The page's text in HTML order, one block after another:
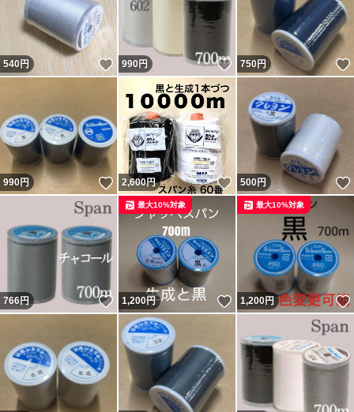
540円 いいね！
990円 いいね！
750円
990円 いいね！
2,600円 いいね！
500円
766円 いいね！
1,200円 いいね！
最大10%対象
1,200円
最大10%対象